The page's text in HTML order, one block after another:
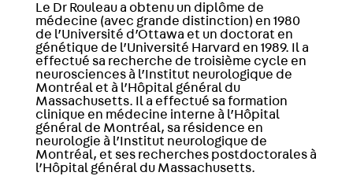
Le Dr Rouleau a obtenu un diplôme de
médecine (avec grande distinction) en 1980
de l’Université d’Ottawa et un doctorat en
génétique de l’Université Harvard en 1989. Il a
effectué sa recherche de troisième cycle en
neurosciences à l’Institut neurologique de
Montréal et à l’Hôpital général du
Massachusetts. Il a effectué sa formation
clinique en médecine interne à l’Hôpital
général de Montréal, sa résidence en
neurologie à l’Institut neurologique de
Montréal, et ses recherches postdoctorales à
l’Hôpital général du Massachusetts.